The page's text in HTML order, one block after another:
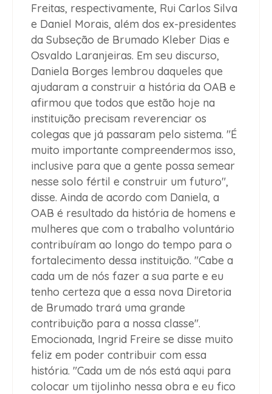
Freitas, respectivamente, Rui Carlos Silva
e Daniel Morais, além dos ex-presidentes
da Subseção de Brumado Kleber Dias e
Osvaldo Laranjeiras. Em seu discurso,
Daniela Borges lembrou daqueles que
ajudaram a construir a história da OAB e
afirmou que todos que estão hoje na
instituição precisam reverenciar os
colegas que já passaram pelo sistema. "É
muito importante compreendermos isso,
inclusive para que a gente possa semear
nesse solo fértil e construir um futuro",
disse. Ainda de acordo com Daniela, a
OAB é resultado da história de homens e
mulheres que com o trabalho voluntário
contribuíram ao longo do tempo para o
fortalecimento dessa instituição. "Cabe a
cada um de nós fazer a sua parte e eu
tenho certeza que a essa nova Diretoria
de Brumado trará uma grande
contribuição para a nossa classe".
Emocionada, Ingrid Freire se disse muito
feliz em poder contribuir com essa
história. "Cada um de nós está aqui para
colocar um tijolinho nessa obra e eu fico